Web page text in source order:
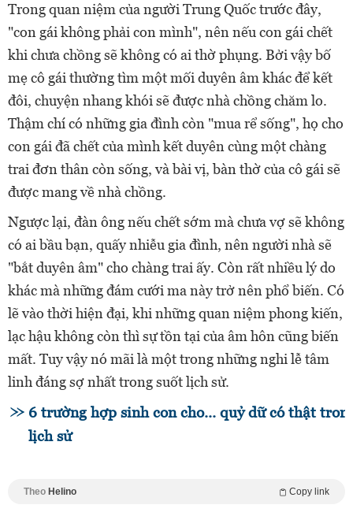
Trong quan niệm của người Trung Quốc trước đây,
"con gái không phải con mình", nên nếu con gái chết
khi chưa chồng sẽ không có ai thờ phụng. Bởi vậy bố
mẹ cô gái thường tìm một mối duyên âm khác để kết
đôi, chuyện nhang khói sẽ được nhà chồng chăm lo.
Thậm chí có những gia đình còn "mua rể sống", họ cho
con gái đã chết của mình kết duyên cùng một chàng
trai đơn thân còn sống, và bài vị, bàn thờ của cô gái sẽ
được mang về nhà chồng.
Ngược lại, đàn ông nếu chết sớm mà chưa vợ sẽ không
có ai bầu bạn, quấy nhiễu gia đình, nên người nhà sẽ
"bắt duyên âm" cho chàng trai ấy. Còn rất nhiều lý do
khác mà những đám cưới ma này trở nên phổ biến. Có
lẽ vào thời hiện đại, khi những quan niệm phong kiến,
lạc hậu không còn thì sự tồn tại của âm hôn cũng biến
mất. Tuy vậy nó mãi là một trong những nghi lễ tâm
linh đáng sợ nhất trong suốt lịch sử.
6 trường hợp sinh con cho... quỷ dữ có thật
lịch sử
Theo Helino Copy link